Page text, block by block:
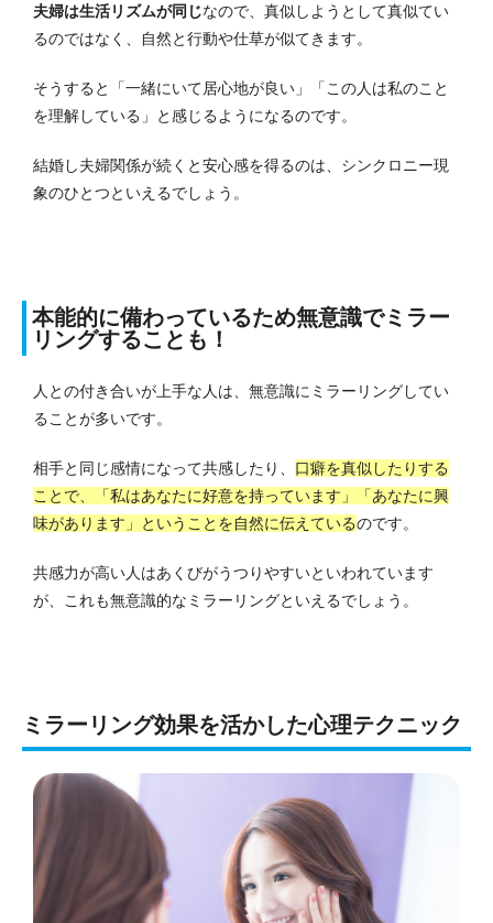
夫婦は生活リズムが同じなので、真似しようとして真似てい
るのではなく、自然と行動や仕草が似てきます。
そうすると「一緒にいて居心地が良い」「この人は私のこと
を理解している」と感じるようになるのです。
結婚し夫婦関係が続くと安心感を得るのは、シンクロニー現
象のひとつといえるでしょう。
本能的に備わっているため無意識でミラー
リングすることも！
人との付き合いが上手な人は、無意識にミラーリングしてい
ることが多いです。
相手と同じ感情になって共感したり、 口癖を真似したりする
ことで、「私はあなたに好意を持っています」「あなたに興
味があります」ということを自然に伝えているのです。
共感力が高い人はあくびがうつりやすいといわれています
が、これも無意識的なミラーリングといえるでしょう。
ミラーリング効果を活かした心理テクニック